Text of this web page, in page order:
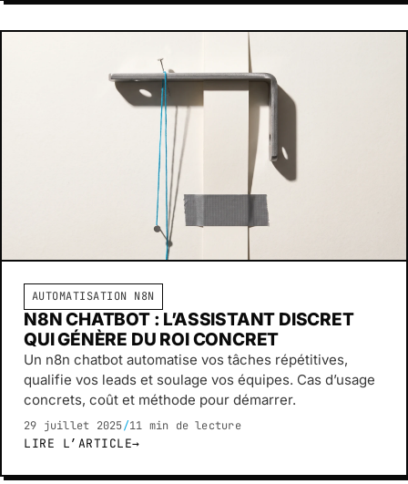
AUTOMATISATION N8N
N8N CHATBOT : L’ASSISTANT DISCRET
QUI GÉNÈRE DU ROI CONCRET
Un n8n chatbot automatise vos tâches répétitives,
qualifie vos leads et soulage vos équipes. Cas d’usage
concrets, coût et méthode pour démarrer.
29 juillet 2025/11 min de lecture
LIRE L’ARTICLE→